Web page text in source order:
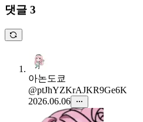
댓글 3
아논도쿄
@ptJhYZKrAJKR9Ge6K
2026.06.06